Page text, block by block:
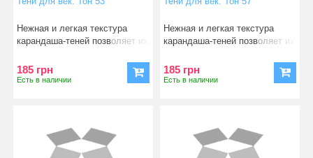
Нежная и легкая текстура
карандаша-теней позволяет их
185 грн
Есть в наличии
Нежная и легкая текстура
карандаша-теней позволяет их
185 грн
Есть в наличии